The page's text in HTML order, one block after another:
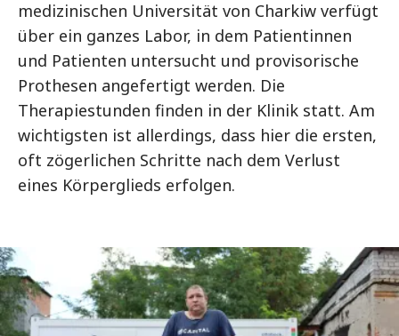
medizinischen Universität von Charkiw verfügt
über ein ganzes Labor, in dem Patientinnen
und Patienten untersucht und provisorische
Prothesen angefertigt werden. Die
Therapiestunden finden in der Klinik statt. Am
wichtigsten ist allerdings, dass hier die ersten,
oft zögerlichen Schritte nach dem Verlust
eines Körperglieds erfolgen.